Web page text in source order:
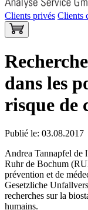
Clients privés Clients
dans les
risque de
Publié le: 03.08.2017
Andrea Tannapfel de
Ruhr de Bochum
prévention et de
Gesetzliche
recherches sur la
humains.